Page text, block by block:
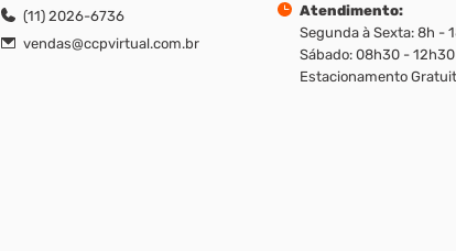
(11) 2026-6736
vendas@ccpvirtual.com.br
Atendimento:
Segunda à Sexta: 8h -
Sábado: 08h30 - 12h30
Estacionamento